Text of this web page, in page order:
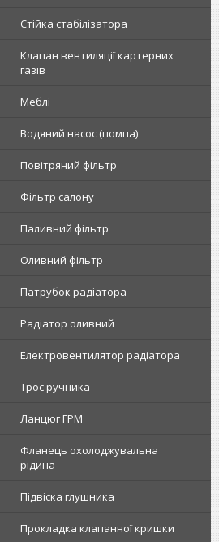
Стійка стабілізатора
Клапан вентиляції картерних
газів
Меблі
Водяний насос (помпа)
Повітряний фільтр
Фільтр салону
Паливний фільтр
Оливний фільтр
Патрубок радіатора
Радіатор оливний
Електровентилятор радіатора
Трос ручника
Ланцюг ГРМ
Фланець охолоджувальна
рідина
Підвіска глушника
Прокладка клапанної кришки